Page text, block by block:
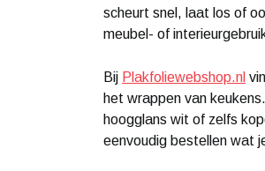
scheurt snel, laat los of
meubel- of
Bij Plakfoliewebshop.nl
het wrappen van
hoogglans wit of zelfs
eenvoudig bestellen wat